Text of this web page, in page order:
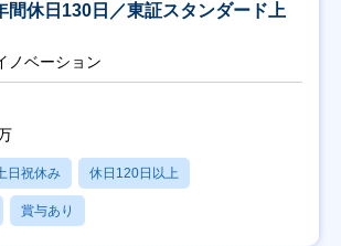
間休日130日／東証スタンダード上
ノベーション
日祝休み 休日120日以上
賞与あり